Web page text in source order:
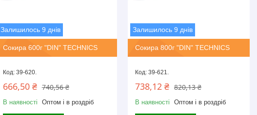
Залишилось 9 днів
Сокира 600г "DIN" TECHNICS
39-620.
740,56 ₴
666,50 ₴
В наявності Оптом і в роздріб
Залишилось 9 днів
Сокира 800г "DIN" TECHNICS
39-621.
820,13 ₴
738,12 ₴
В наявності Оптом і в роздріб